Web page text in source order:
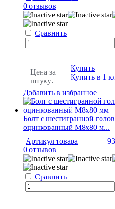
0 отзывов
Сравнить
Цена за
штуку:
Купить
Купить в 1
Добавить в избранное
Болт с шестигранной
оцинкованный М8х80 м...
Артикул товара
0 отзывов
Сравнить